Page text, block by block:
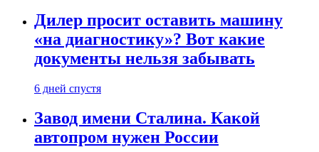
Дилер просит оставить машину
«на диагностику»? Вот какие
документы нельзя забывать
6 дней спустя
Завод имени Сталина. Какой
автопром нужен России